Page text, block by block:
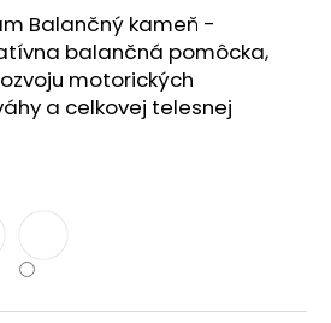
Balančný kameň -
balančná pomôcka,
motorických
a celkovej telesnej
HĽADAŤ